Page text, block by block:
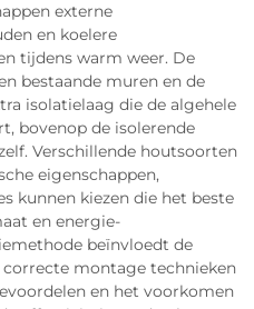
externe
en koelere
tijdens warm weer. De
bestaande muren en de
isolatielaag die de algehele
bovenop de isolerende
Verschillende houtsoorten
eigenschappen,
kunnen kiezen die het beste
en energie-
beïnvloedt de
montage technieken
en het voorkomen